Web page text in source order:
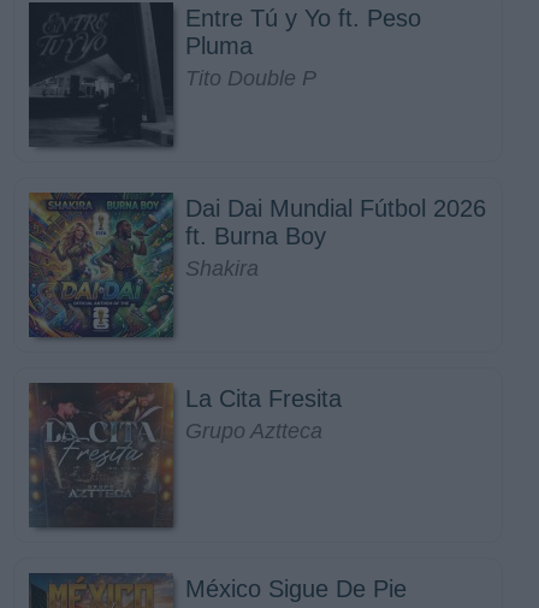
Entre Tú y Yo ft. Peso
Pluma
Tito Double P
Dai Dai Mundial Fútbol 2026
ft. Burna Boy
Shakira
La Cita Fresita
Grupo Aztteca
México Sigue De Pie